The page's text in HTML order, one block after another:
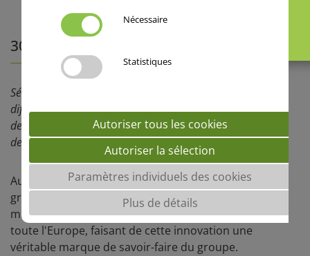
30 ans d'expertise en blé hybride
Sélection des variétés, production des semences,
diffusion de la génétique... Le groupe SAATEN-UNION a
developpé un ensemble de savoir-faire unique au cours
des 30 dernières années.
Aujourd'hui1er opérateur en blé hybride, le
groupe Saaten-Union comptabilise plusieurs
millions d'hectares de blé hybride cultivés dans
toute l'Europe, faisant de cette innovation une
véritable marque de savoir-faire du groupe.
Nécessaire
Statistiques
Autoriser tous les cookies
Autoriser la sélection
Paramètres individuels des cookies
Plus de détails